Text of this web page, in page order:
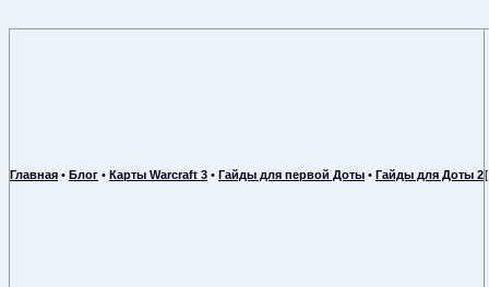
Главная • Блог • Карты Warcraft 3 • Гайды для первой Доты • Гайды для Доты 2